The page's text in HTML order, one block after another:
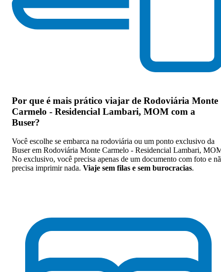
Por que é mais prático viajar de Rodoviária Monte
Carmelo - Residencial Lambari, MOM com a
Buser?
Você escolhe se embarca na rodoviária ou um ponto exclusivo da
Buser em Rodoviária Monte Carmelo - Residencial Lambari,
No exclusivo, você precisa apenas de um documento com foto e
precisa imprimir nada. Viaje sem filas e sem burocracias.